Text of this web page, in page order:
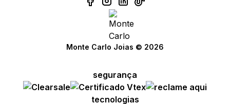
Compre com um Embaixador
Compre com um Embaixador
Monte Carlo Joias © 2026
segurança
tecnologias
Compre com um Embaixador